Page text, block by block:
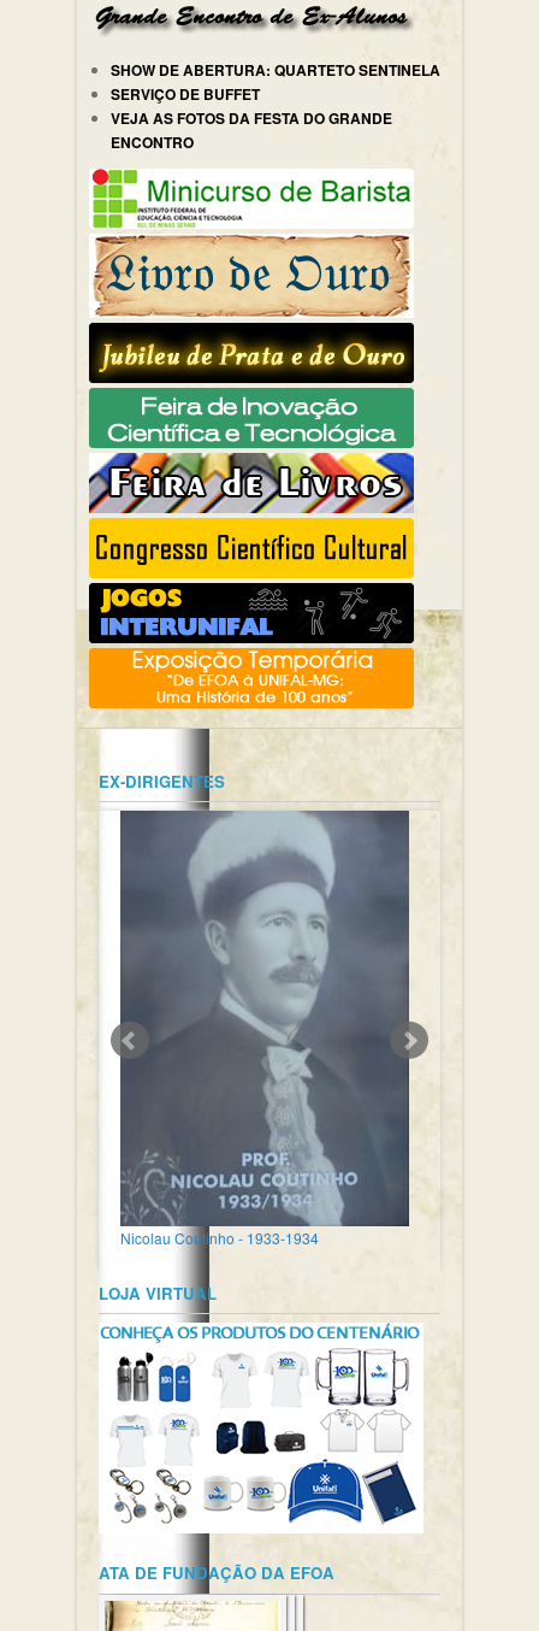
SHOW DE ABERTURA: QUARTETO SENTINELA
SERVIÇO DE BUFFET
VEJA AS FOTOS DA FESTA DO GRANDE
ENCONTRO
EX-DIRIGENTES
Nicolau Coutinho - 1933-1934
LOJA VIRTUAL
ATA DE FUNDAÇÃO DA EFOA